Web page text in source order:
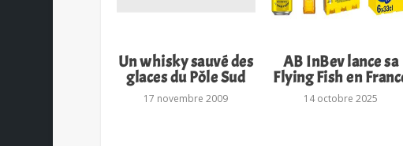
Un whisky sauvé des
glaces du Pôle Sud
17 novembre 2009
AB InBev lance sa
Flying Fish en
14 octobre 2025